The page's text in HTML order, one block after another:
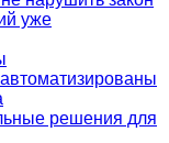
уже
решения для